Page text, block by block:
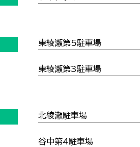
東綾瀬第5駐車場
東綾瀬第3駐車場
北綾瀬駐車場
谷中第4駐車場